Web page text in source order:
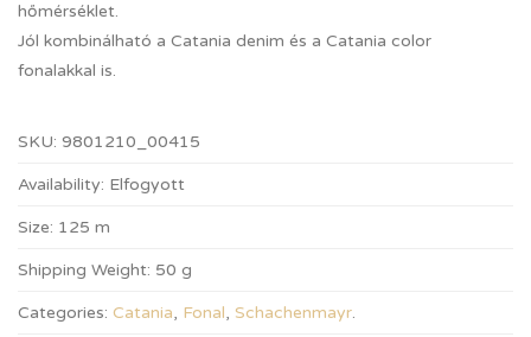
hőmérséklet.
Jól kombinálható a Catania denim és a Catania color
fonalakkal is.
SKU: 9801210_00415
Availability: Elfogyott
Size: 125 m
Shipping Weight: 50 g
Categories: Catania, Fonal, Schachenmayr.